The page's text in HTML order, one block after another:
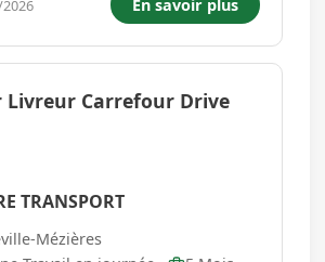
dans l'art de poser les bonnes
En savoir plus
Livreur Carrefour Drive
TRANSPORT
Mézières